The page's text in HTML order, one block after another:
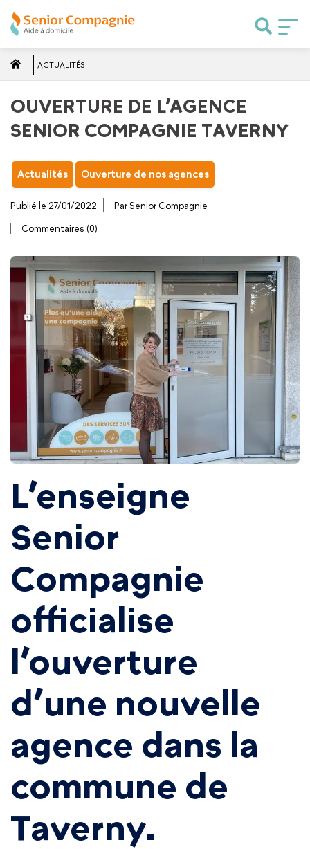
ACTUALITÉS
OUVERTURE DE L’AGENCE
SENIOR COMPAGNIE TAVERNY
Actualités Ouverture de nos agences
Publié le 27/01/2022 Par Senior Compagnie
Commentaires (0)
L’enseigne
Senior
Compagnie
officialise
l’ouverture
d’une nouvelle
agence dans la
commune de
Taverny.